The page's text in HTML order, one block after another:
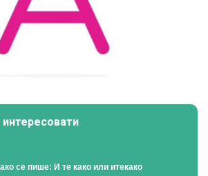
се пише: И те како или итекако